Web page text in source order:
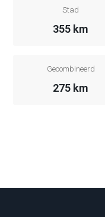
Stad
355 km
Gecombineerd
275 km